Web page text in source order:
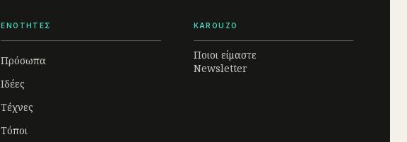
ΕΝΟΤΗΤΕΣ
Πρόσωπα
Ιδέες
Τέχνες
Τόποι
KAROUZO
Ποιοι είμαστε
Newsletter